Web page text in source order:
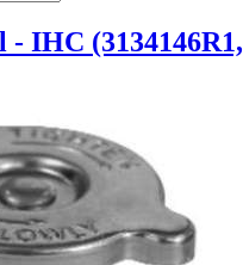
IHC (3134146R1,